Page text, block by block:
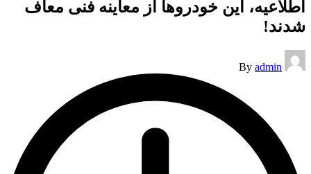
اطلاعیه، این خودروها از معاینه فنی معاف
شدند!
Posted
by
By admin